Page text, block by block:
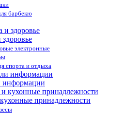
барбекю
электронные
спорта и отдыха
информации
принадлежности